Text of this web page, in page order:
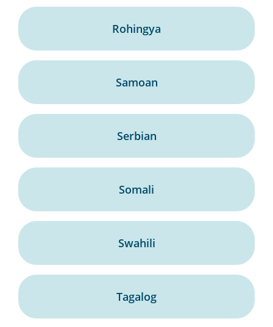
Rohingya
Samoan
Serbian
Somali
Swahili
Tagalog